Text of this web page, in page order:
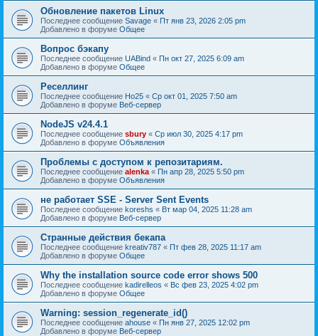
Обновление пакетов Linux
Последнее сообщение Savage « Пт янв 23, 2026 2:05 pm
Добавлено в форуме Общее
Вопрос бэкапу
Последнее сообщение UABind « Пн окт 27, 2025 6:09 am
Добавлено в форуме Общее
Реселлинг
Последнее сообщение Ho25 « Ср окт 01, 2025 7:50 am
Добавлено в форуме Веб-сервер
NodeJS v24.4.1
Последнее сообщение sbury « Ср июл 30, 2025 4:17 pm
Добавлено в форуме Объявления
Проблемы с доступом к репозитариям.
Последнее сообщение alenka « Пн апр 28, 2025 5:50 pm
Добавлено в форуме Объявления
не работает SSE - Server Sent Events
Последнее сообщение koreshs « Вт мар 04, 2025 11:28 am
Добавлено в форуме Веб-сервер
Странные действия бекапа
Последнее сообщение kreativ787 « Пт фев 28, 2025 11:17 am
Добавлено в форуме Общее
Why the installation source code error shows 500
Последнее сообщение kadirelleos « Вс фев 23, 2025 4:02 pm
Добавлено в форуме Общее
Warning: session_regenerate_id()
Последнее сообщение ahouse « Пн янв 27, 2025 12:02 pm
Добавлено в форуме Веб-сервер